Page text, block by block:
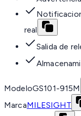
real
Salida de
ModeloGS101-915M
MarcaMILESIGHT